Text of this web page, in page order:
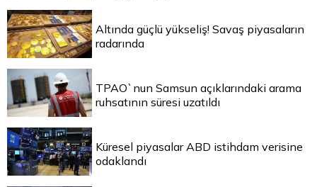
Altında güçlü yükseliş! Savaş piyasaların
radarında
TPAO`nun Samsun açıklarındaki arama
ruhsatının süresi uzatıldı
Küresel piyasalar ABD istihdam verisine
odaklandı